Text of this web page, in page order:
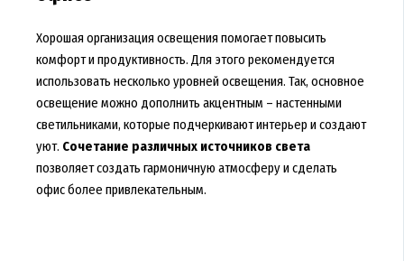
Хорошая организация освещения помогает повысить
комфорт и продуктивность. Для этого рекомендуется
использовать несколько уровней освещения. Так, основное
освещение можно дополнить акцентным – настенными
светильниками, которые подчеркивают интерьер и создают
уют. Сочетание различных источников света
позволяет создать гармоничную атмосферу и сделать
офис более привлекательным.